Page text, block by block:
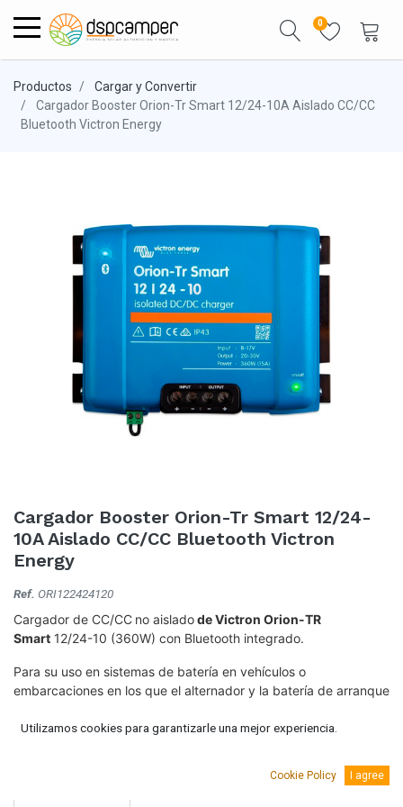
0
Productos
Cargar y Convertir
Cargador Booster Orion-Tr Smart 12/24-10A Aislado CC/CC
Bluetooth Victron Energy
Cargador Booster Orion-Tr Smart 12/24-
10A Aislado CC/CC Bluetooth Victron
Energy
Ref. ORI122424120
Cargador de CC/CC no aisladode Victron Orion-TR
Smart 12/24-10 (360W) con Bluetooth integrado.
Para su uso en sistemas de batería en vehículos o
embarcaciones en los que el alternador y la batería de arranque
Utilizamos cookies para garantizarle una mejor experiencia.
Cookie Policy I agree